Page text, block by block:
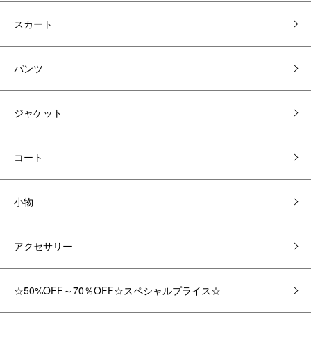
スカート
パンツ
ジャケット
コート
小物
アクセサリー
☆50%OFF～70％OFF☆スペシャルプライス☆